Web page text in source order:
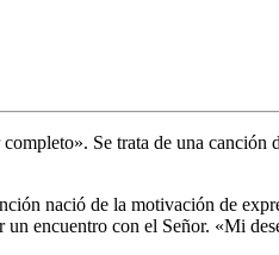
Se trata de una
nació de la motivación de
encuentro con el Señor. «Mi